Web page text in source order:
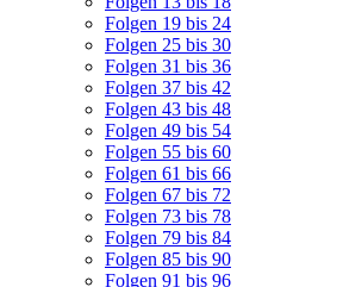
Folgen 19 bis 24
Folgen 25 bis 30
Folgen 31 bis 36
Folgen 37 bis 42
Folgen 43 bis 48
Folgen 49 bis 54
Folgen 55 bis 60
Folgen 61 bis 66
Folgen 67 bis 72
Folgen 73 bis 78
Folgen 79 bis 84
Folgen 85 bis 90
Folgen 91 bis 96